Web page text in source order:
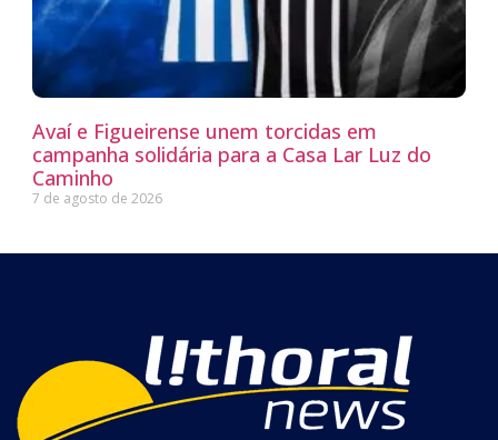
Avaí e Figueirense unem torcidas em
campanha solidária para a Casa Lar Luz do
Caminho
7 de agosto de 2026